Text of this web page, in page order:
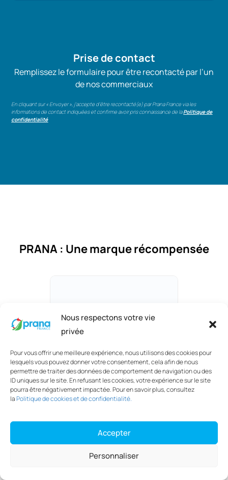
Nous respectons votre vie
privée
Pour vous offrir une meilleure expérience, nous utilisons des cookies pour
lesquels vous pouvez donner votre consentement, cela afin de nous
permettre de traiter des données de comportement de navigation ou des
ID uniques sur le site. En refusant les cookies, votre expérience sur le site
pourra être négativement impactée. Pour en savoir plus, consultez
laPolitique de cookies et de confidentialité.
Accepter
Personnaliser
Prise de contact
Remplissez le formulaire pour être recontacté par l’un
de nos commerciaux
En cliquant sur « Envoyer », j’accepte d’être recontacté(e) par Prana France via les
informations de contact indiquées et confirme avoir pris connaissance de laPolitique de
confidentialité
PRANA : Une marque récompensée
INSTAL SYSTEM - 2019